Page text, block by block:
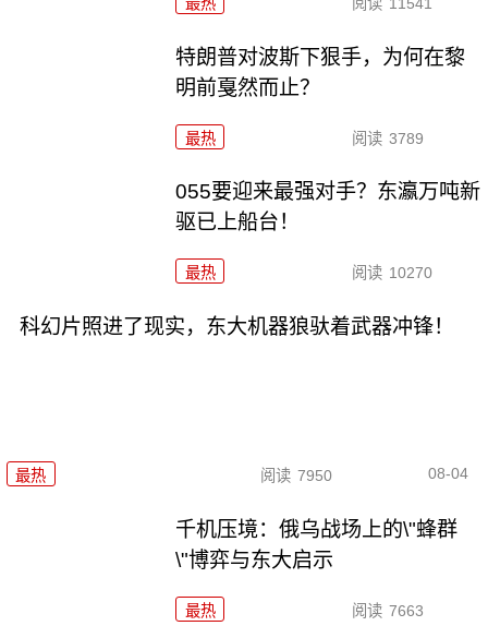
特朗普对波斯下狠手，为何在黎
明前戛然而止？
最热 阅读 3789
055要迎来最强对手？东瀛万吨新
驱已上船台！
最热 阅读 10270
科幻片照进了现实，东大机器狼驮着武器冲锋！
最热 阅读 7950 08-04
千机压境：俄乌战场上的\"蜂群
\"博弈与东大启示
最热 阅读 7663